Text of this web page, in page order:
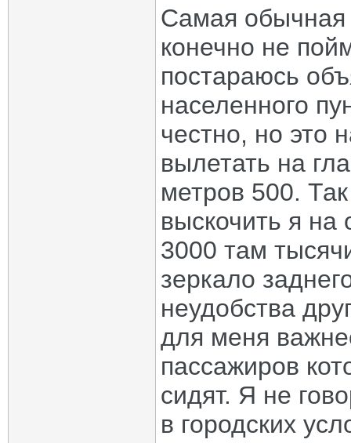
Самая обычная
конечно не
постараюсь
населенного
честно, но это
вылетать на
метров 500.
выскочить я
3000 там
зеркало
неудобства
для меня
пассажиров
сидят. Я не
в городских